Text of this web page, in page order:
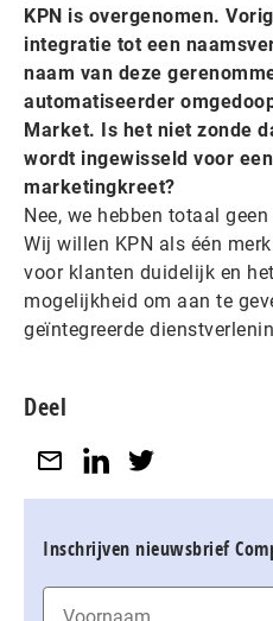
KPN is overgenomen.
integratie tot een
naam van deze
automatiseerder
Market. Is het niet zonde
wordt ingewisseld voor
marketingkreet?
Nee, we hebben totaal
Wij willen KPN als één
voor klanten duidelijk en
mogelijkheid om aan te
geïntegreerde
Deel
Inschrijven nieuwsbrief